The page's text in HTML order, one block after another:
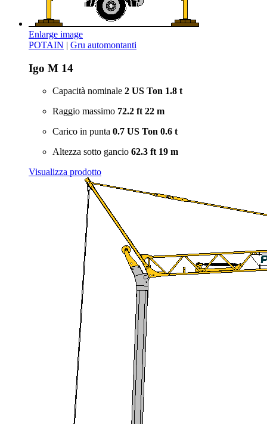
Enlarge image
POTAIN | Gru automontanti
Igo M 14
Capacità nominale 2 US Ton 1.8 t
Raggio massimo 72.2 ft 22 m
Carico in punta 0.7 US Ton 0.6 t
Altezza sotto gancio 62.3 ft 19 m
Visualizza prodotto